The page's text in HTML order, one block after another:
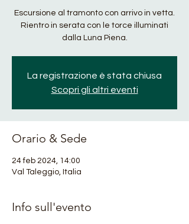
Escursione al tramonto con arrivo in vetta.
Rientro in serata con le torce illuminati
dalla Luna Piena.
La registrazione è stata chiusa
Scopri gli altri eventi
Orario & Sede
24 feb 2024, 14:00
Val Taleggio, Italia
Info sull'evento